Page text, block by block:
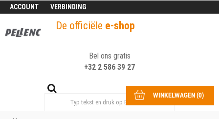
ACCOUNT VERBINDING
De officiële e-shop
Bel ons gratis
+32 2 586 39 27
WINKELWAGEN(0)